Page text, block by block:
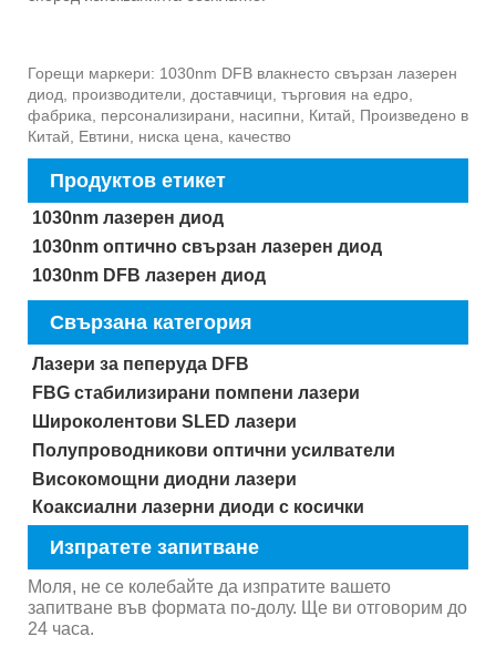
Горещи маркери: 1030nm DFB влакнесто свързан лазерен
диод, производители, доставчици, търговия на едро,
фабрика, персонализирани, насипни, Китай, Произведено в
Китай, Евтини, ниска цена, качество
Продуктов етикет
1030nm лазерен диод
1030nm оптично свързан лазерен диод
1030nm DFB лазерен диод
Свързана категория
Лазери за пеперуда DFB
FBG стабилизирани помпени лазери
Широколентови SLED лазери
Полупроводникови оптични усилватели
Високомощни диодни лазери
Коаксиални лазерни диоди с косички
Изпратете запитване
Моля, не се колебайте да изпратите вашето
запитване във формата по-долу. Ще ви отговорим до
24 часа.